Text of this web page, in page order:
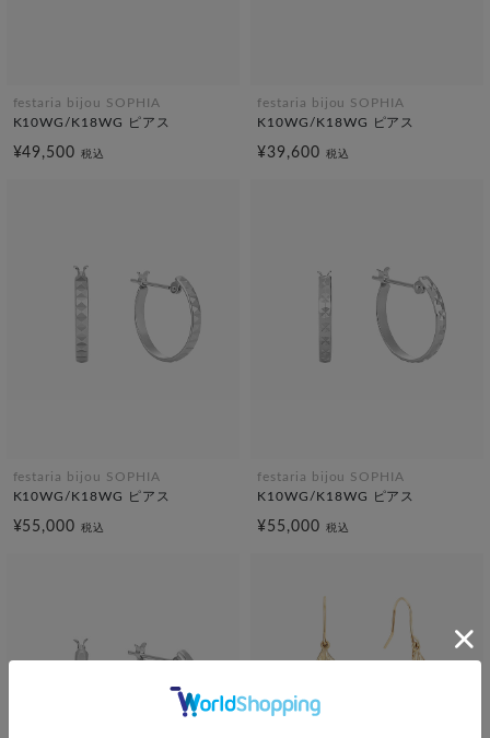
festaria bijou SOPHIA
K10WG/K18WG ピアス
¥49,500税込
festaria bijou SOPHIA
K10WG/K18WG ピアス
¥39,600 税込
festaria bijou SOPHIA
K10WG/K18WG ピアス
¥55,000税込
festaria bijou SOPHIA
K10WG/K18WG ピアス
¥55,000 税込